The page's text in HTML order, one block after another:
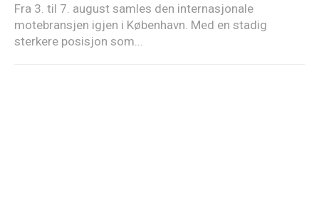
Fra 3. til 7. august samles den internasjonale
motebransjen igjen i København. Med en stadig
sterkere posisjon som...